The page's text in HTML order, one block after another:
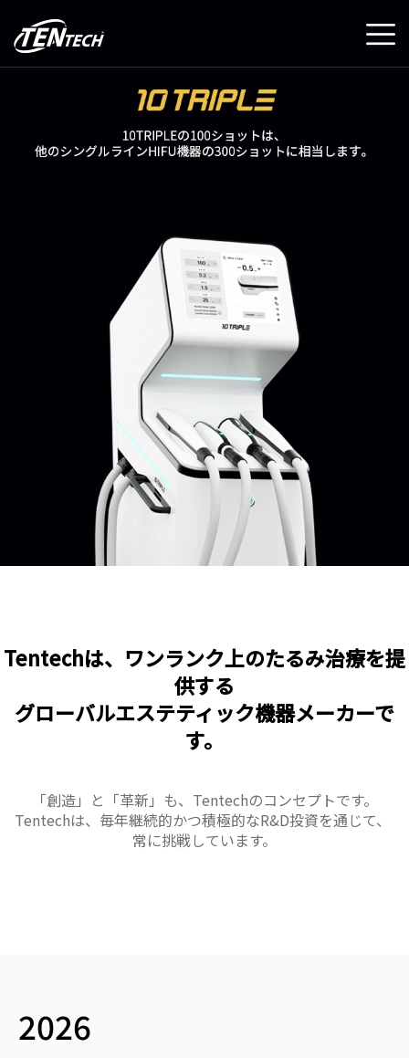
Tentechは、ワンランク上のたるみ治療を提
供する
グローバルエステティック機器メーカーで
す。
「創造」と「革新」も、Tentechのコンセプトです。
Tentechは、毎年継続的かつ積極的なR&D投資を通じて、
常に挑戦しています。
2026